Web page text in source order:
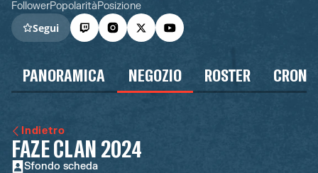
FollowerPopolaritàPosizione
Segui
PANORAMICA NEGOZIO ROSTER
Indietro
FAZE CLAN 2024
Sfondo scheda